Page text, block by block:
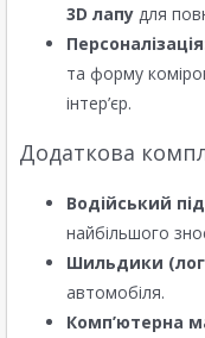
3D лапу для
та форму
інтер’єр.
Додаткова
Водійський
найбільшого
Шильдики
автомобіля.
Комп’ютерна